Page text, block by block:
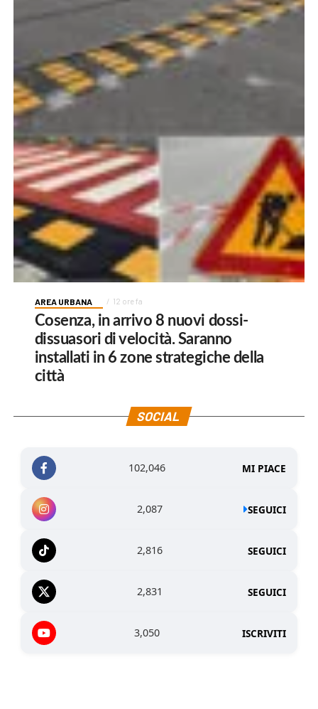
AREA URBANA 12 ore fa
Cosenza, in arrivo 8 nuovi dossi-
dissuasori di velocità. Saranno
installati in 6 zone strategiche della
città
SOCIAL
102,046 MI PIACE
2,087 SEGUICI
2,816 SEGUICI
2,831 SEGUICI
3,050 ISCRIVITI